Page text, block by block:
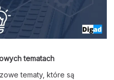
tematach
tematy, które są